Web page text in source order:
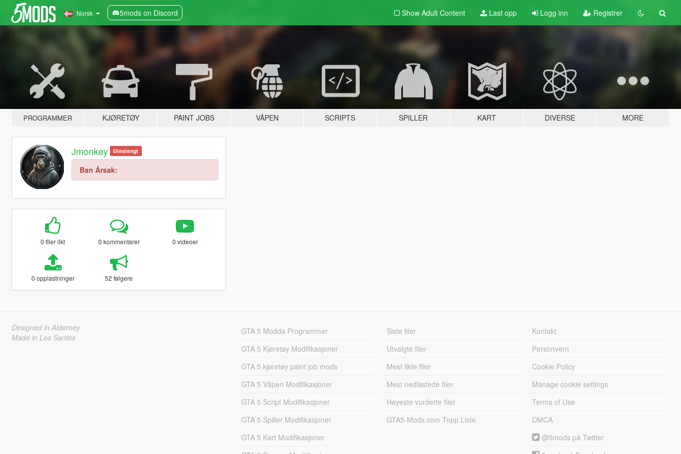
Norsk 5mods on Discord Show Adult Content Last opp Logg inn Registrer
PROGRAMMER KJØRETØY PAINT JOBS VÅPEN SCRIPTS SPILLER KART DIVERSE MORE
Jmonkey Utestengt
Ban Årsak:
0 filer likt 0 kommentarer 0 videoer
0 opplastninger 52 følgere
Designed in Alderney
Made in Los Santos
GTA 5 Modda Programmer
GTA 5 Kjøretøy Modifikasjoner
GTA 5 kjøretøy paint job mods
GTA 5 Våpen Modifikasjoner
GTA 5 Script Modifikasjoner
GTA 5 Spiller Modifikasjoner
GTA 5 Kart Modifikasjoner
Siste filer
Utvalgte filer
Mest likte filer
Mest nedlastede filer
Høyeste vurderte filer
GTA5-Mods.com Topp Liste
Kontakt
Personvern
Cookie Policy
Manage cookie settings
Terms of Use
DMCA
@5mods på Twitter